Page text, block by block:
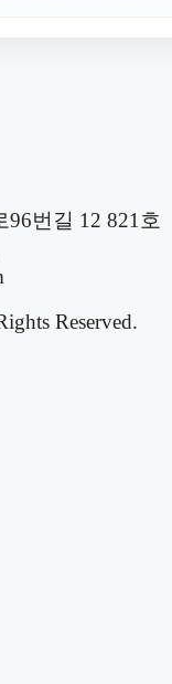
번길 12 821호
Reserved.